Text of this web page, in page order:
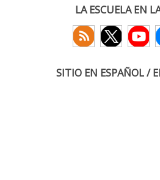
LA ESCUELA EN
SITIO EN ESPAÑOL /